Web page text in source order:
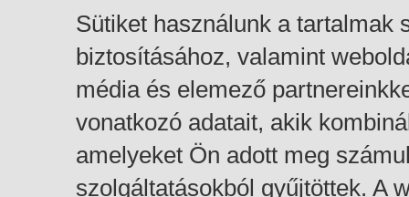
Sütiket használunk a tartalmak
biztosításához, valamint
média és elemező
vonatkozó adatait, akik
amelyeket Ön adott meg
szolgáltatásokból gyűjtöttek. A